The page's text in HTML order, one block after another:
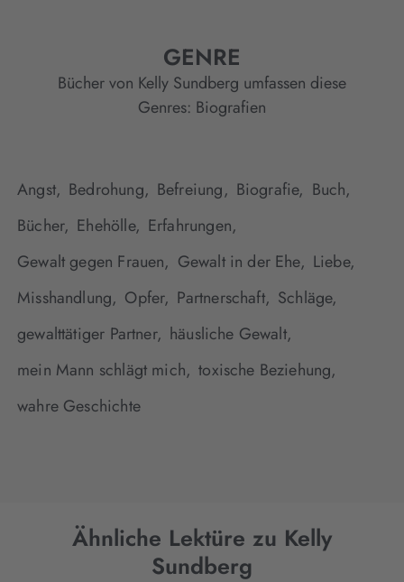
GENRE
Bücher von Kelly Sundberg umfassen diese
Genres: Biografien
Angst, Bedrohung, Befreiung, Biografie, Buch,
Bücher, Ehehölle, Erfahrungen,
Gewalt gegen Frauen, Gewalt in der Ehe, Liebe,
Misshandlung, Opfer, Partnerschaft, Schläge,
gewalttätiger Partner, häusliche Gewalt,
mein Mann schlägt mich, toxische Beziehung,
wahre Geschichte
Ähnliche Lektüre zu Kelly
Sundberg